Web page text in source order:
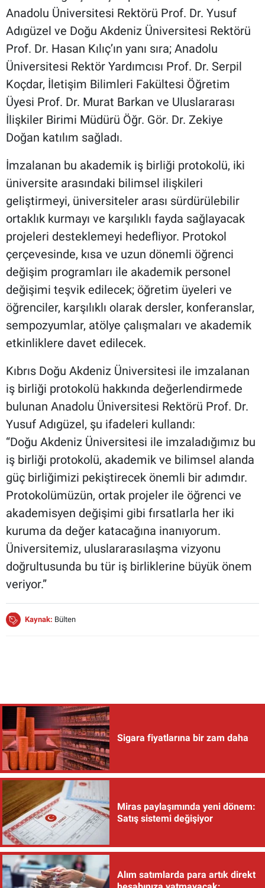
Anadolu Üniversitesi Rektörü Prof. Dr. Yusuf
Adıgüzel ve Doğu Akdeniz Üniversitesi Rektörü
Prof. Dr. Hasan Kılıç’ın yanı sıra; Anadolu
Üniversitesi Rektör Yardımcısı Prof. Dr. Serpil
Koçdar, İletişim Bilimleri Fakültesi Öğretim
Üyesi Prof. Dr. Murat Barkan ve Uluslararası
İlişkiler Birimi Müdürü Öğr. Gör. Dr. Zekiye
Doğan katılım sağladı.
İmzalanan bu akademik iş birliği protokolü, iki
üniversite arasındaki bilimsel ilişkileri
geliştirmeyi, üniversiteler arası sürdürülebilir
ortaklık kurmayı ve karşılıklı fayda sağlayacak
projeleri desteklemeyi hedefliyor. Protokol
çerçevesinde, kısa ve uzun dönemli öğrenci
değişim programları ile akademik personel
değişimi teşvik edilecek; öğretim üyeleri ve
öğrenciler, karşılıklı olarak dersler, konferanslar,
sempozyumlar, atölye çalışmaları ve akademik
etkinliklere davet edilecek.
Kıbrıs Doğu Akdeniz Üniversitesi ile imzalanan
iş birliği protokolü hakkında değerlendirmede
bulunan Anadolu Üniversitesi Rektörü Prof. Dr.
Yusuf Adıgüzel, şu ifadeleri kullandı:
“Doğu Akdeniz Üniversitesi ile imzaladığımız bu
iş birliği protokolü, akademik ve bilimsel alanda
güç birliğimizi pekiştirecek önemli bir adımdır.
Protokolümüzün, ortak projeler ile öğrenci ve
akademisyen değişimi gibi fırsatlarla her iki
kuruma da değer katacağına inanıyorum.
Üniversitemiz, uluslararasılaşma vizyonu
doğrultusunda bu tür iş birliklerine büyük önem
veriyor.”
Kaynak: Bülten
Sigara fiyatlarına bir zam daha
Miras paylaşımında yeni dönem:
Satış sistemi değişiyor
Alım satımlarda para artık direkt